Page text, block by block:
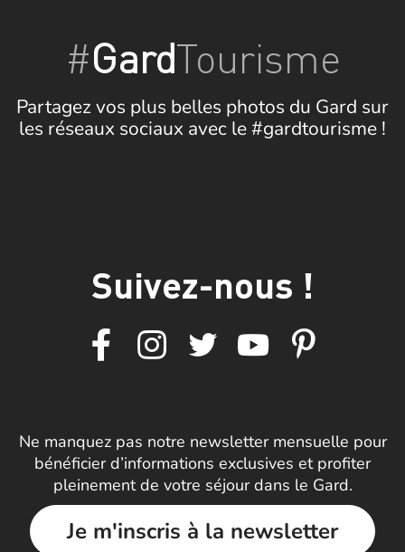
#GardTourisme
Partagez vos plus belles photos du Gard sur
les réseaux sociaux avec le #gardtourisme !
Suivez-nous !
Ne manquez pas notre newsletter mensuelle pour
bénéficier d’informations exclusives et profiter
pleinement de votre séjour dans le Gard.
Je m'inscris à la newsletter